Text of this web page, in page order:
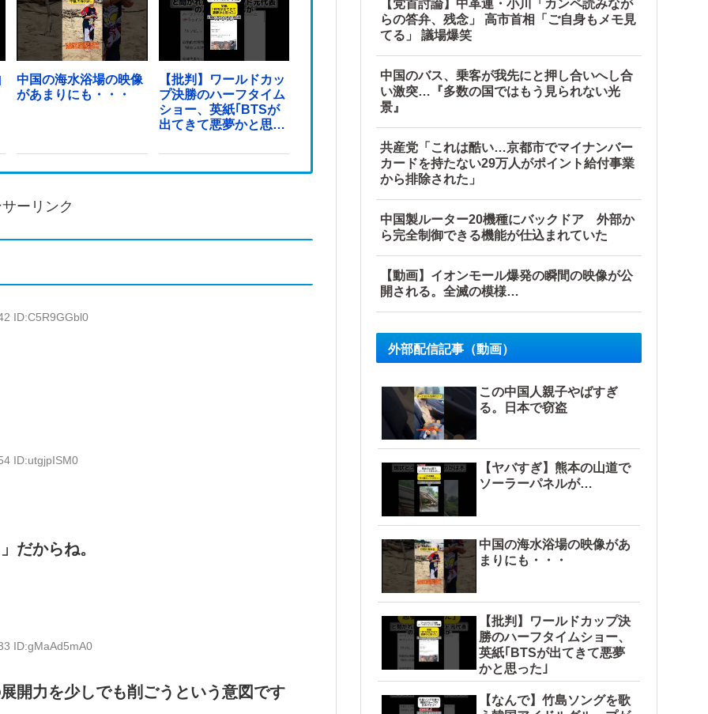
中国の海水浴場の映像
があまりにも・・・
【批判】ワールドカッ
プ決勝のハーフタイム
ショー、英紙｢BTSが
出てきて悪夢かと思っ
ーリンク
ID:C5R9GGbl0
ID:utgjpISM0
だからね。
ID:gMaAd5mA0
開力を少しでも削ごうという意図です
【党首討論】中革連・小川「カンペ読みなが
らの答弁、残念」 高市首相「ご自身もメモ見
てる」 議場爆笑
中国のバス、乗客が我先にと押し合いへし合
い激突…『多数の国ではもう見られない光
景』
共産党「これは酷い…京都市でマイナンバー
カードを持たない29万人がポイント給付事業
から排除された」
中国製ルーター20機種にバックドア 外部か
ら完全制御できる機能が仕込まれていた
【動画】イオンモール爆発の瞬間の映像が公
開される。全滅の模様…
外部配信記事（動画）
この中国人親子やばすぎ
る。日本で窃盗
【ヤバすぎ】熊本の山道で
ソーラーパネルが…
中国の海水浴場の映像があ
まりにも・・・
【批判】ワールドカップ決
勝のハーフタイムショー、
英紙｢BTSが出てきて悪夢
かと思った｣
【なんで】竹島ソングを歌